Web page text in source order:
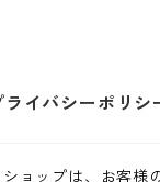
ライバシーポリシ
ョップは、お客様